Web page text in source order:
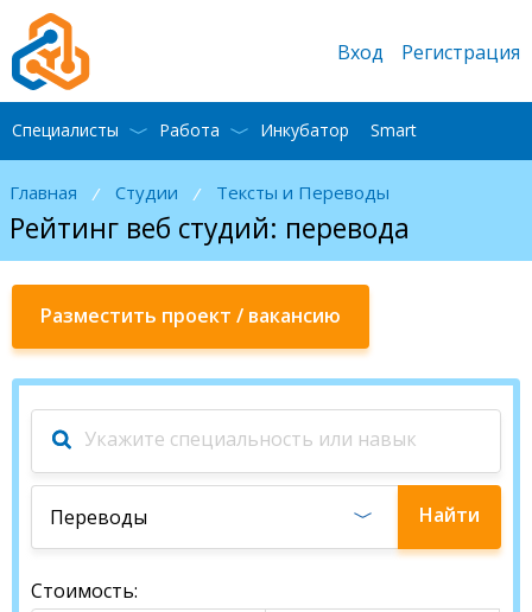
Главная / Студии / Тексты и Переводы
Рейтинг веб студий: перевода
Разместить проект / вакансию
Переводы Найти
Стоимость:
Вход Регистрация
Специалисты Работа Инкубатор Smart